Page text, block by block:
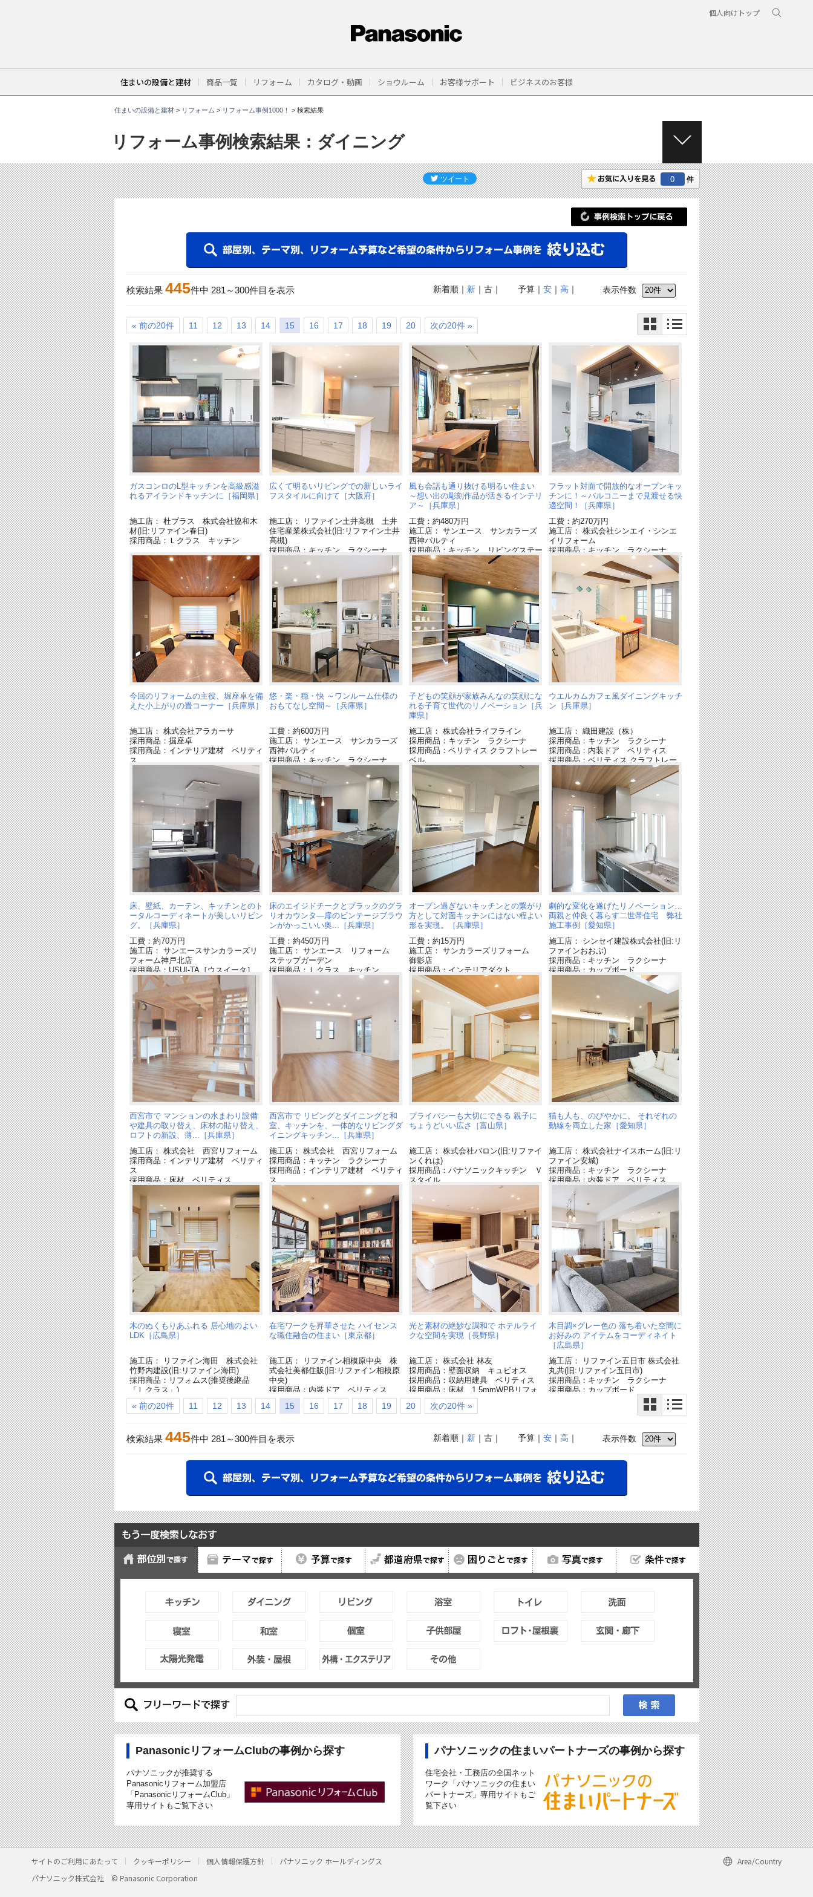
個人向けトップ
住まいの設備と建材 商品一覧 リフォーム カタログ・動画 ショウルーム お客様サポート ビジネスのお客様
住まいの設備と建材> リフォーム > リフォーム事例1000！ > 検索結果
リフォーム事例検索結果：ダイニング
E
N
。
0
検索結果 445件中 281 ～300件目を表示 表示件数
予算｜ 安｜ 高 ｜
新着順｜ 新｜古｜
« 前の20件 11 12 13 14 15 16 17 18 19 20 次の20件 »
ガスコンロのL型キッチンを高級感溢
れるアイランドキッチンに［福岡県］
施工店： 杜プラス 株式会社協和木
材(旧:リファイン春日)
採用商品：Ｌクラス キッチン
広くて明るいリビングでの新しいライ
フスタイルに向けて［大阪府］
施工店： リファイン土井高槻 土井
住宅産業株式会社(旧:リファイン土井
高槻)
採用商品：キッチン ラクシーナ
採用商品：インテリア建材 ベリティ
風も会話も通り抜ける明るい住まい
～想い出の彫刻作品が活きるインテリ
ア～［兵庫県］
工費：約480万円
施工店： サンエース サンカラーズ
西神パルティ
採用商品：キッチン リビングステー
ションL[終了品]
採用商品：床材 ジョイハードフロア
ー[終了品]
採用商品：内装ドア ベリティス
採用商品：LED照明 ダウンライト
採用商品：LED照明 パネルミナ
フラット対面で開放的なオープンキッ
チンに！～バルコニーまで見渡せる快
適空間！［兵庫県］
工費：約270万円
施工店： 株式会社シンエイ・シンエ
イリフォーム
採用商品：キッチン ラクシーナ
採用商品：カップボード アクティブ
採用商品：造作部材 ベリティス
採用商品：照明 スポットライト
採用商品：LED照明 ダウンライト
今回のリフォームの主役、堀座卓を備
えた小上がりの畳コーナー［兵庫県］
施工店： 株式会社アラカーサ
採用商品：掘座卓
採用商品：インテリア建材 ベリティ
ス
悠・楽・穏・快 ～ワンルーム仕様の
おもてなし空間～［兵庫県］
工費：約600万円
施工店： サンエース サンカラーズ
西神パルティ
採用商品：キッチン ラクシーナ
採用商品：Ｌクラス キッチン
採用商品：床材 ベリティス
採用商品：内装ドア ベリティス
採用商品：LED照明 ダウンシーリン
子どもの笑顔が家族みんなの笑顔にな
れる子育て世代のリノベーション［兵
庫県］
施工店： 株式会社ライフライン
採用商品：キッチン ラクシーナ
採用商品：ベリティス クラフトレー
ベル
ウエルカムカフェ風ダイニングキッチ
ン［兵庫県］
施工店： 織田建設（株）
採用商品：キッチン ラクシーナ
採用商品：内装ドア ベリティス
採用商品：ベリティス クラフトレー
採用商品：LED照明 ダウンライト
床、壁紙、カーテン、キッチンとのト
ータルコーディネートが美しいリビン
グ。［兵庫県］
工費：約70万円
施工店： サンエースサンカラーズリ
フォーム神戸北店
採用商品：USUI-TA［ウスイータ］
床のエイジドチークとブラックのグラ
リオカウンタ―扉のビンテージブラウ
ンがかっこいい奥...［兵庫県］
工費：約450万円
施工店： サンエース リフォーム
ステップガーデン
採用商品：Ｌクラス キッチン
採用商品：キッチン ラクシーナ
採用商品：内装ドア ベリティス
採用商品：床材 ベリティス
オープン過ぎないキッチンとの繋がり
方として対面キッチンにはない程よい
形を実現。［兵庫県］
工費：約15万円
施工店： サンカラーズリフォーム
御影店
採用商品：インテリアダクト
採用商品：ペンダントライト
採用商品：スポットライト
劇的な変化を遂げたリノベーション…
両親と仲良く暮らす二世帯住宅 弊社
施工事例［愛知県］
施工店： シンセイ建設株式会社(旧:リ
ファインおおぶ)
採用商品：キッチン ラクシーナ
採用商品：カップボード
採用商品：アーキスペックフロアS石
採用商品：フローリング：アーキスペ
ックシリーズ
西宮市で マンションの水まわり設備
や建具の取り替え、床材の貼り替え、
ロフトの新設、薄...［兵庫県］
施工店： 株式会社 西宮リフォーム
採用商品：インテリア建材 ベリティ
ス
採用商品：床材 ベリティス
採用商品：LED照明 ダウンライト
採用商品：システム階段
西宮市で リビングとダイニングと和
室、キッチンを、一体的なリビングダ
イニングキッチン...［兵庫県］
施工店： 株式会社 西宮リフォーム
採用商品：キッチン ラクシーナ
採用商品：インテリア建材 ベリティ
ス
採用商品：LED照明 ダウンライト
採用商品：照明器具
プライバシーも大切にできる 親子に
ちょうどいい広さ［富山県］
施工店： 株式会社バロン(旧:リファイ
ンくれは)
採用商品：パナソニックキッチン Ｖ
スタイル
採用商品：内装ドア ベリティス
猫も人も、のびやかに。 それぞれの
動線を両立した家［愛知県］
施工店： 株式会社ナイスホーム(旧:リ
ファイン安城)
採用商品：キッチン ラクシーナ
採用商品：内装ドア ベリティス
木のぬくもりあふれる 居心地のよい
LDK［広島県］
施工店： リファイン海田 株式会社
竹野内建設(旧:リファイン海田)
採用商品：リフォムス(推奨後継品
「Ｌクラス」)
採用商品：LED照明 パネルミナ
在宅ワークを昇華させた ハイセンス
な職住融合の住まい［東京都］
施工店： リファイン相模原中央 株
式会社美都住販(旧:リファイン相模原
中央)
採用商品：内装ドア ベリティス
採用商品：インテリアカウンター
採用商品：室内窓
ル
光と素材の絶妙な調和で ホテルライ
クな空間を実現［長野県］
施工店： 株式会社 林友
採用商品：壁面収納 キュビオス
採用商品：収納用建具 ベリティス
採用商品：床材 1.5mmWPBリフォ
ームフロアー
木目調×グレー色の 落ち着いた空間に
お好みの アイテムをコーディネイト
［広島県］
施工店： リファイン五日市 株式会社
丸共(旧:リファイン五日市)
採用商品：キッチン ラクシーナ
採用商品：カップボード
採用商品：内装ドア クラフトレーベ
« 前の20件 11 12 13 14 15 16 17 18 19 20 次の20件 »
検索結果 445件中 281 ～300件目を表示 表示件数
予算｜ 安｜ 高 ｜
新着順｜ 新｜古｜
PanasonicリフォームClubの事例から探す
パナソニックが推奨する
Panasonicリフォーム加盟店
「PanasonicリフォームClub」
専用サイトもご覧下さい
パナソニックの住まいパートナーズの事例から探す
住宅会社・工務店の全国ネット
ワーク「パナソニックの住まい
パートナーズ」専用サイトもご
覧下さい
サイトのご利用にあたって クッキーポリシー 個人情報保護方針 パナソニック ホールディングス
Area/Country
パナソニック株式会社
© Panasonic Corporation